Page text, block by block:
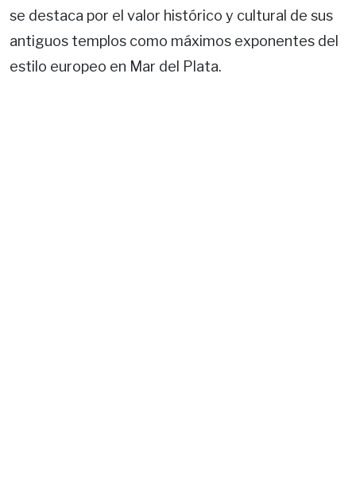
se destaca por el valor histórico y cultural de sus
antiguos templos como máximos exponentes del
estilo europeo en Mar del Plata.